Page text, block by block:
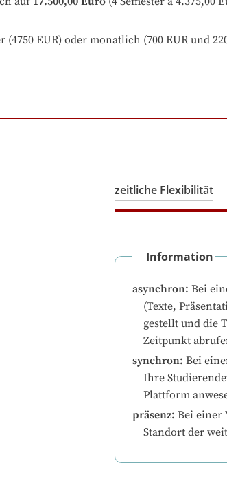
EUR) oder monatlich (700 EUR und
zeitliche Flexibilität
Information
asynchron: Bei
(Texte,
gestellt und die
Zeitpunkt
synchron: Bei
Ihre
Plattform
präsenz: Bei einer
Standort der